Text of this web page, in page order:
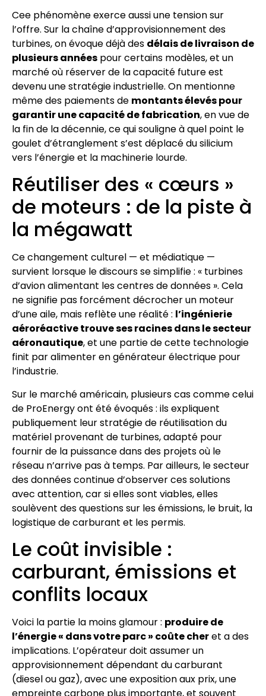
Cee phénomène exerce aussi une tension sur
l’offre. Sur la chaîne d’approvisionnement des
turbines, on évoque déjà des délais de livraison de
plusieurs années pour certains modèles, et un
marché où réserver de la capacité future est
devenu une stratégie industrielle. On mentionne
même des paiements de montants élevés pour
garantir une capacité de fabrication, en vue de
la fin de la décennie, ce qui souligne à quel point le
goulet d’étranglement s’est déplacé du silicium
vers l’énergie et la machinerie lourde.
Réutiliser des « cœurs »
de moteurs : de la piste à
la mégawatt
Ce changement culturel — et médiatique —
survient lorsque le discours se simplifie : « turbines
d’avion alimentant les centres de données ». Cela
ne signifie pas forcément décrocher un moteur
d’une aile, mais reflète une réalité : l’ingénierie
aéroréactive trouve ses racines dans le secteur
aéronautique, et une partie de cette technologie
finit par alimenter en générateur électrique pour
l’industrie.
Sur le marché américain, plusieurs cas comme celui
de ProEnergy ont été évoqués : ils expliquent
publiquement leur stratégie de réutilisation du
matériel provenant de turbines, adapté pour
fournir de la puissance dans des projets où le
réseau n’arrive pas à temps. Par ailleurs, le secteur
des données continue d’observer ces solutions
avec attention, car si elles sont viables, elles
soulèvent des questions sur les émissions, le bruit, la
logistique de carburant et les permis.
Le coût invisible :
carburant, émissions et
conflits locaux
Voici la partie la moins glamour : produire de
l’énergie « dans votre parc » coûte cheret a des
implications. L’opérateur doit assumer un
approvisionnement dépendant du carburant
(diesel ou gaz), avec une exposition aux prix, une